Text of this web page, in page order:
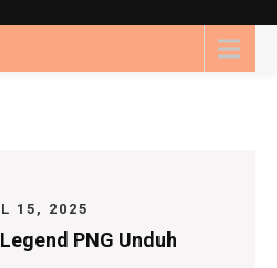
15, 2025
PNG Unduh